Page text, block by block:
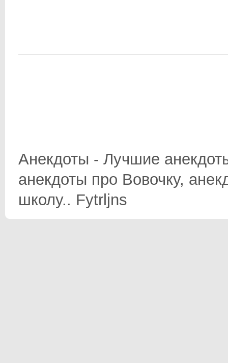
Анекдоты - Лучшие
анекдоты про Вовочку,
школу.. Fytrljns